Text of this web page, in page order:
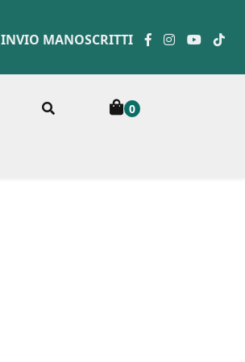
INVIO MANOSCRITTI
0